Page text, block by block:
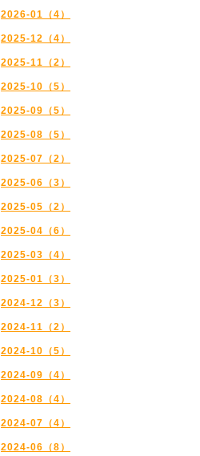
2026-01（4）
2025-12（4）
2025-11（2）
2025-10（5）
2025-09（5）
2025-08（5）
2025-07（2）
2025-06（3）
2025-05（2）
2025-04（6）
2025-03（4）
2025-01（3）
2024-12（3）
2024-11（2）
2024-10（5）
2024-09（4）
2024-08（4）
2024-07（4）
2024-06（8）